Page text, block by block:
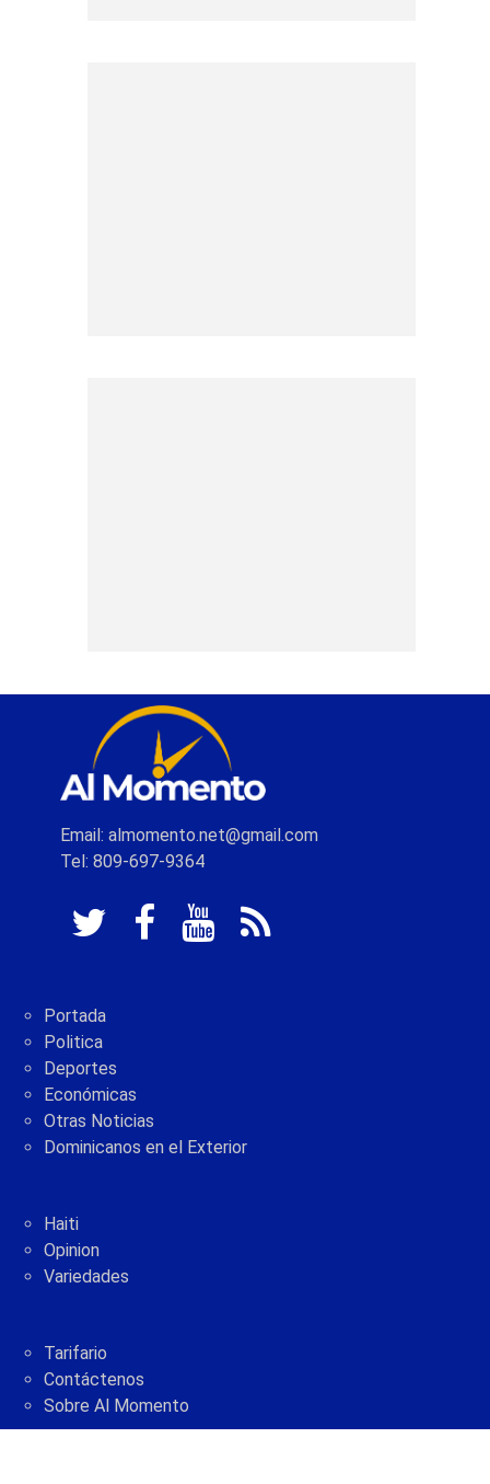
Email: almomento.net@gmail.com
Tel: 809-697-9364
Portada
Politica
Deportes
Económicas
Otras Noticias
Dominicanos en el Exterior
Haiti
Opinion
Variedades
Tarifario
Contáctenos
Sobre Al Momento